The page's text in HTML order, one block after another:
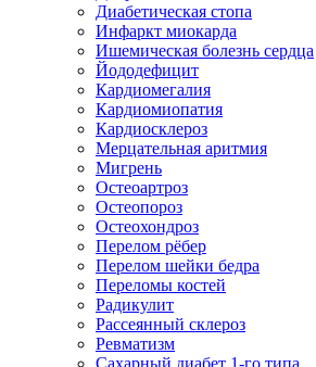
Диабетическая стопа
Инфаркт миокарда
Ишемическая болезнь сердца
Йододефицит
Кардиомегалия
Кардиомиопатия
Кардиосклероз
Мерцательная аритмия
Мигрень
Остеоартроз
Остеопороз
Остеохондроз
Перелом рёбер
Перелом шейки бедра
Переломы костей
Радикулит
Рассеянный склероз
Ревматизм
Сахарный диабет 1-го типа